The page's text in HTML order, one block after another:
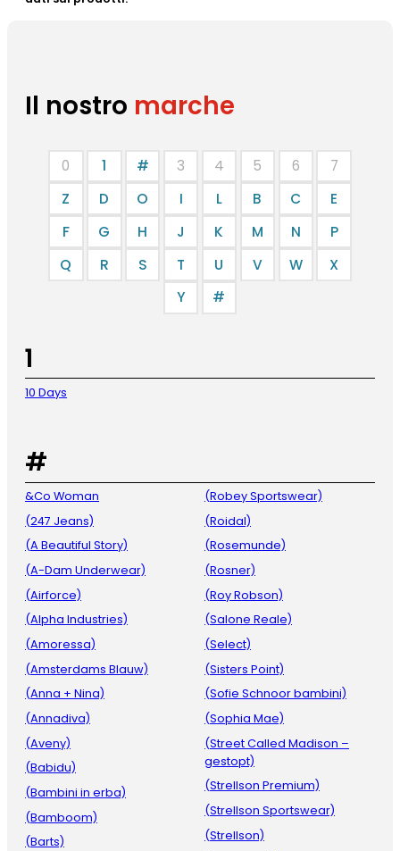
Il nostro marche
0 1 # 3 4 5 6
7
Z
D O I L B C
E
F
G H J K M N
P
Q
R S T U V W
X
Y
#
1
10 Days
#
&Co Woman
(247 Jeans)
(A Beautiful Story)
(A-Dam Underwear)
(Airforce)
(Alpha Industries)
(Amoressa)
(Amsterdams Blauw)
(Anna + Nina)
(Annadiva)
(Aveny)
(Babidu)
(Bambini in erba)
(Bamboom)
(Barts)
(Robey Sportswear)
(Roidal)
(Rosemunde)
(Rosner)
(Roy Robson)
(Salone Reale)
(Select)
(Sisters Point)
(Sofie Schnoor bambini)
(Sophia Mae)
(Street Called Madison –
gestopt)
(Strellson Premium)
(Strellson Sportswear)
(Strellson)